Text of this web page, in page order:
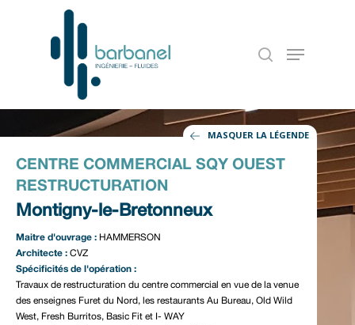
MASQUER LA LÉGENDE
CENTRE COMMERCIAL SQY OUEST
RESTRUCTURATION
Montigny-le-Bretonneux
Maitre d'ouvrage : HAMMERSON
Architecte : CVZ
Spécificités de l'opération :
Travaux de restructuration du centre commercial en vue de la venue
des enseignes Furet du Nord, les restaurants Au Bureau, Old Wild
West, Fresh Burritos, Basic Fit et I- WAY
Accueil
Notre entreprise